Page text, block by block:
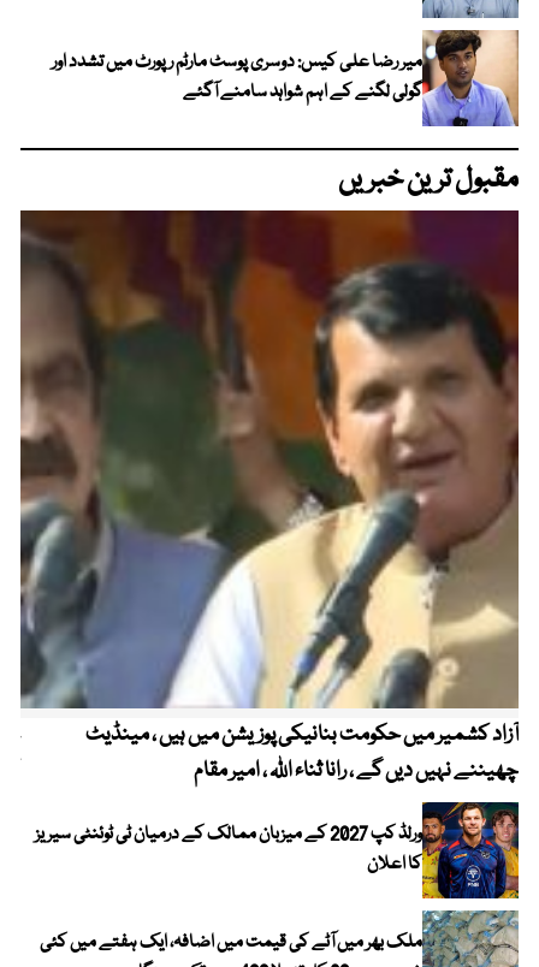
میر رضا علی کیس: دوسری پوسٹ مارٹم رپورٹ میں تشدد اور
گولی لگنے کے اہم شواہد سامنے آگئے
مقبول ترین خبریں
آزاد کشمیر میں حکومت بنانیکی پوزیشن میں ہیں ، مینڈیٹ
چھیننے نہیں دیں گے ، رانا ثناء اللہ ، امیر مقام
ورلڈ کپ 2027 کے میزبان ممالک کے درمیان ٹی ٹوئنٹی سیریز
کا اعلان
ملک بھر میں آٹے کی قیمت میں اضافہ، ایک ہفتے میں کئی